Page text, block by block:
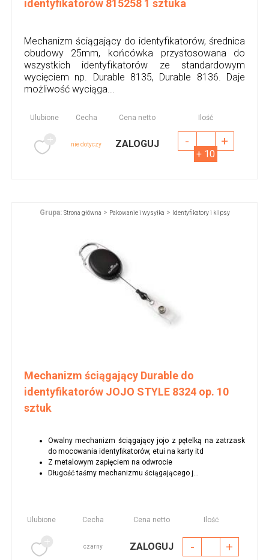
identyfikatorów 815258 1 sztuka
Mechanizm ściągający do identyfikatorów, średnica
obudowy 25mm, końcówka przystosowana do
wszystkich identyfikatorów ze standardowym
wycięciem np. Durable 8135, Durable 8136. Daje
możliwość wyciąga...
Ulubione Cecha Cena netto Ilość
nie dotyczy ZALOGUJ - +
+ 10
Grupa: Strona główna > Pakowanie i wysyłka > Identyfikatory i klipsy
Mechanizm ściągający Durable do
identyfikatorów JOJO STYLE 8324 op. 10
sztuk
Owalny mechanizm ściągający jojo z pętelką na zatrzask
do mocowania identyfikatorów, etui na karty itd
Z metalowym zapięciem na odwrocie
Długość taśmy mechanizmu ściągającego j...
Ulubione Cecha Cena netto Ilość
czarny ZALOGUJ - +